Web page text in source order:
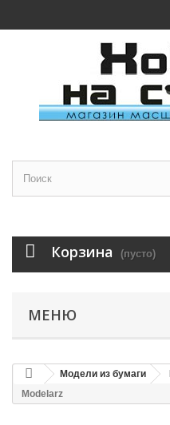
Корзина (пусто)
МЕНЮ
Модели из бумаги
Modelarz